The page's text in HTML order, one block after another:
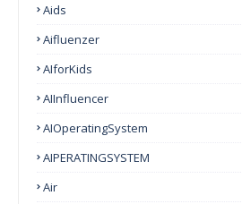
Aids
Aifluenzer
AIforKids
AIInfluencer
AIOperatingSystem
AIPERATINGSYSTEM
Air